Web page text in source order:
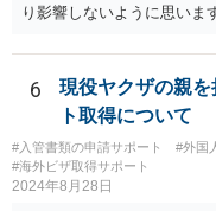
り影響しないように思いま
6
現役ヤクザの親
ト取得について
#入管書類の申請サポート #外国
#海外ビザ取得サポート
2024年8月28日